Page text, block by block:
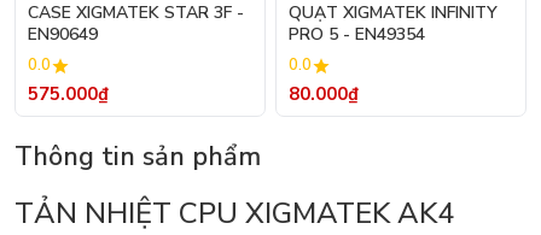
CASE XIGMATEK STAR 3F -
EN90649
0.0
575.000₫
QUẠT XIGMATEK INFINITY
PRO 5 - EN49354
0.0
80.000₫
Thông tin sản phẩm
TẢN NHIỆT CPU XIGMATEK AK4